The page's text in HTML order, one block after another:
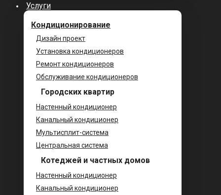
Услуги
Кондиционирование
Дизайн проект
Установка кондиционеров
Ремонт кондиционеров
Обслуживание кондиционеров
Городских квартир
Настенный кондиционер
Канальный кондиционер
Мультисплит-система
Центральная система
Котеджей и частных домов
Настенный кондиционер
Канальный кондиционер